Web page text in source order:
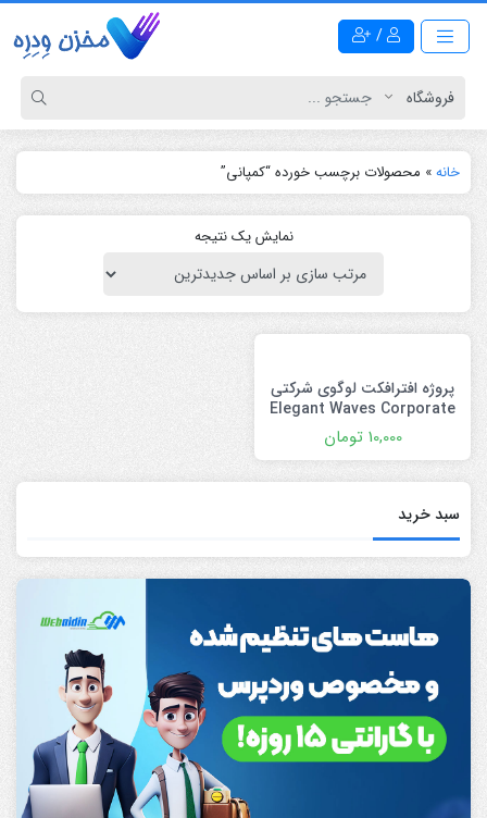
/
خانه» محصولات برچسب خورده “کمپانی”
نمایش یک نتیجه
پروژه افترافکت لوگوی شرکتی
Elegant Waves Corporate
Logo10,000 تومان
سبد خرید